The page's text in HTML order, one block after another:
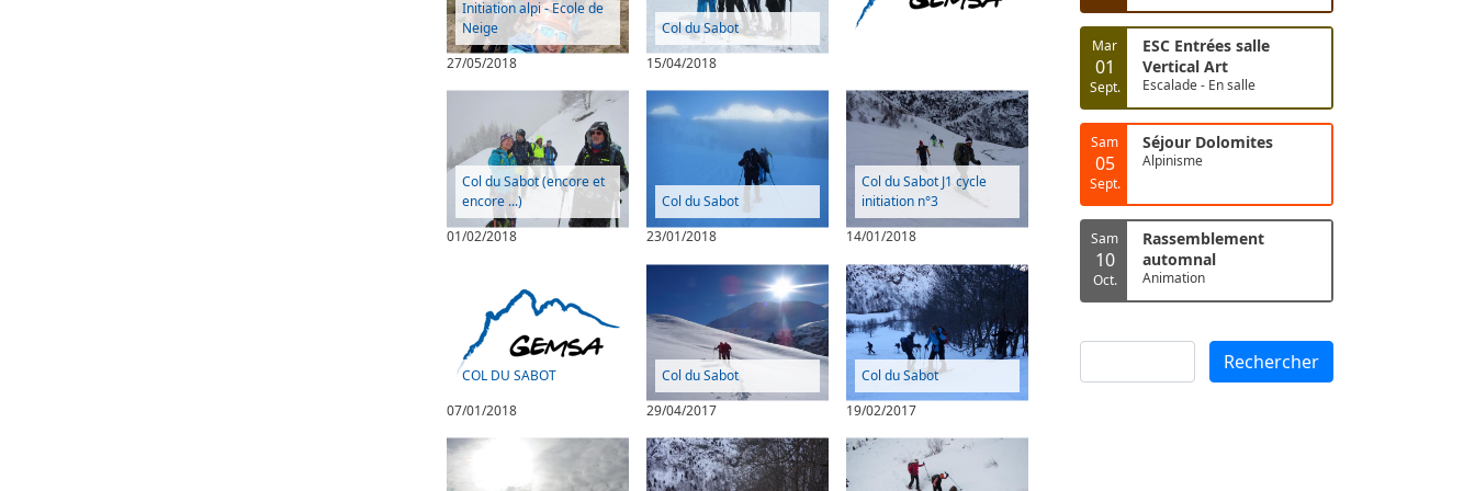
Initiation alpi - Ecole de
Neige
27/05/2018
Col du Sabot
15/04/2018
Col du Sabot (encore et
encore ...)
01/02/2018
Col du Sabot
23/01/2018
Col du Sabot J1 cycle
initiation n°3
14/01/2018
COL DU SABOT
07/01/2018
Col du Sabot
29/04/2017
Col du Sabot
19/02/2017
Mar
01
Sept.
ESC Entrées salle
Vertical Art
Escalade - En salle
Sam
05
Sept.
Séjour Dolomites
Alpinisme
Sam
10
Oct.
Rassemblement
automnal
Animation
Rechercher Rechercher